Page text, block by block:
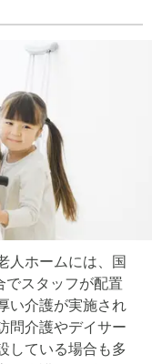
人ホームには、国
でスタッフが配置
い介護が実施され
問介護やデイサー
している場合も多